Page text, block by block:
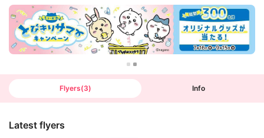
o
l
l
o
w
Flyers(3) Info
Latest flyers